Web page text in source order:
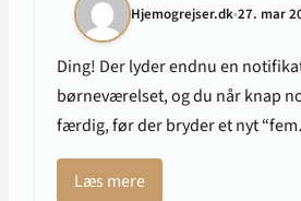
Hjemogrejser.dk•27. mar
Ding! Der lyder endnu en
børneværelset, og du når knap
færdig, før der bryder et nyt
Læs mere